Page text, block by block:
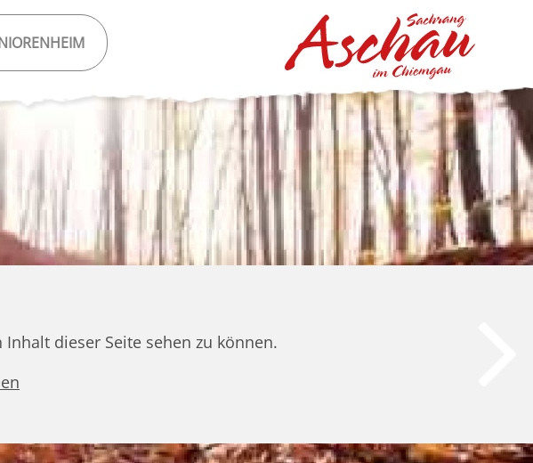
dieser Seite sehen zu können.